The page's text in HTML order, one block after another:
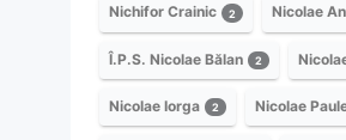
Nichifor Crainic 2 Nicolae
Î.P.S. Nicolae Bălan 2
Nicolae Iorga 2 Nicolae